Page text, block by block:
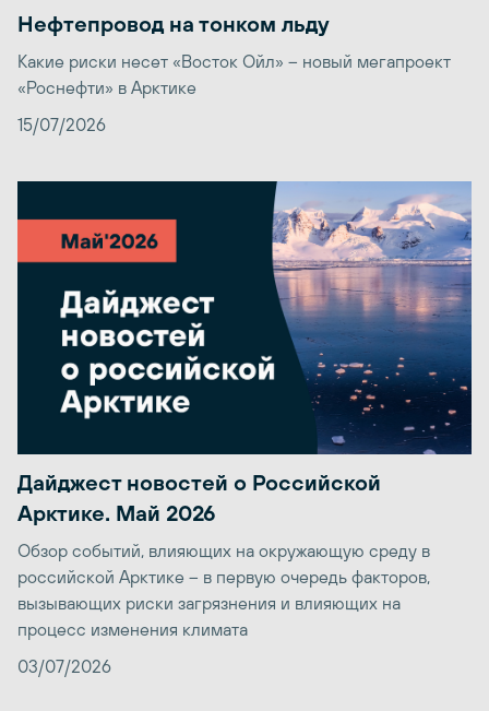
Нефтепровод на тонком льду
Какие риски несет «Восток Ойл» – новый мегапроект
«Роснефти» в Арктике
15/07/2026
Дайджест новостей о Российской
Арктике. Май 2026
Обзор событий, влияющих на окружающую среду в
российской Арктике – в первую очередь факторов,
вызывающих риски загрязнения и влияющих на
процесс изменения климата
03/07/2026